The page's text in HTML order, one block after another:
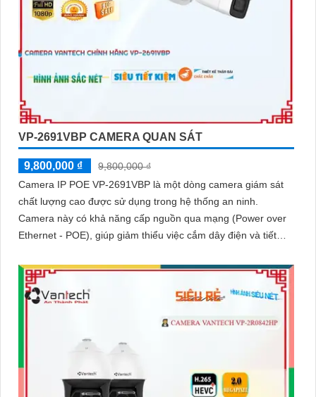
VP-2691VBP CAMERA QUAN SÁT
9,800,000 ₫
9,800,000 ₫
Camera IP POE VP-2691VBP là một dòng camera giám sát
chất lượng cao được sử dụng trong hệ thống an ninh.
Camera này có khả năng cấp nguồn qua mạng (Power over
Ethernet - POE), giúp giảm thiểu việc cắm dây điện và tiết